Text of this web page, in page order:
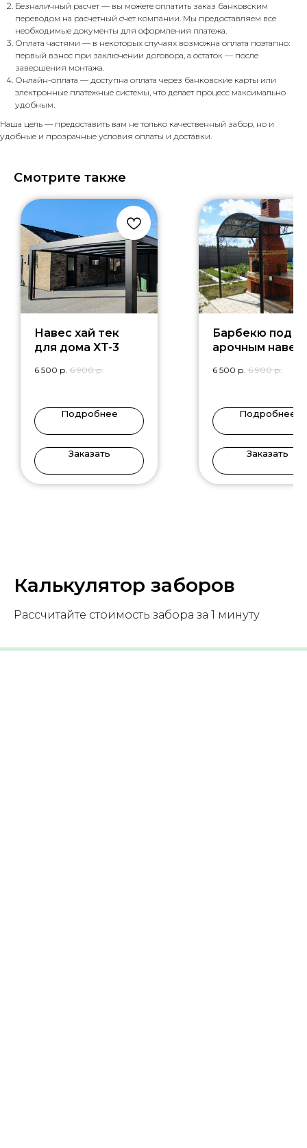
Безналичный расчет — вы можете оплатить заказ банковским
переводом на расчетный счет компании. Мы предоставляем все
необходимые документы для оформления платежа.
Оплата частями — в некоторых случаях возможна оплата поэтапно:
первый взнос при заключении договора, а остаток — после
завершения монтажа.
Онлайн-оплата — доступна оплата через банковские карты или
электронные платежные системы, что делает процесс максимально
удобным.
Наша цель — предоставить вам не только качественный забор, но и
удобные и прозрачные условия оплаты и доставки.
Смотрите также
Навес хай тек
для дома XT-3
6 500 р. 6 900 р.
Подробнее
Заказать
Барбекю под
арочным
6 500 р. 6 900 р.
Подробнее
Заказать
Калькулятор заборов
Рассчитайте стоимость забора за 1 минуту